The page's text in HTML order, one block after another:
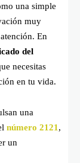
una simple
muy
En
del
necesitas
en tu vida.
una
número 2121 ,
un